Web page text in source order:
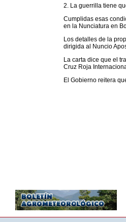
2. La guerrilla tiene
Cumplidas esas
en la Nunciatura en
Los detalles de la
dirigida al Nuncio
La carta dice que el
Cruz Roja
El Gobierno reitera